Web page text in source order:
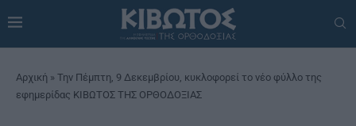
Αρχική » Την Πέμπτη, 9 Δεκεμβρίου, κυκλοφορεί το νέο φύλλο της
εφημερίδας ΚΙΒΩΤΟΣ ΤΗΣ ΟΡΘΟΔΟΞΙΑΣ